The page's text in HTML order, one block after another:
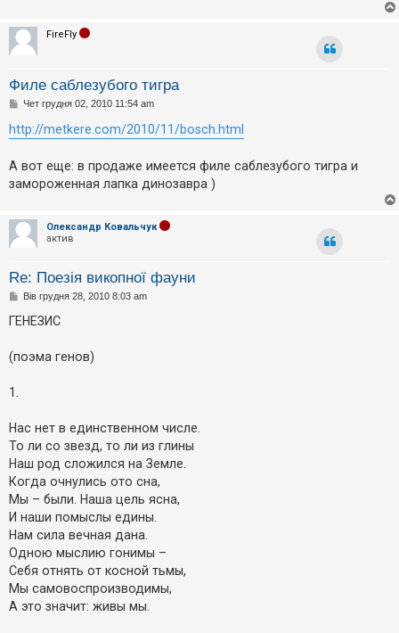
FireFly
Филе саблезубого тигра
П
в
і
м
л
н
Чет грудня 02, 2010 11:54 am
http://metkere.com/2010/11/bosch.html
А вот еще: в продаже имеется филе саблезубого тигра и
замороженная лапка динозавра )
Олександр Ковальчук
актив
Re: Поезія викопної фауни
П
в
о
м
Вів грудня 28, 2010 8:03 am
ГЕНЕЗИС
(поэмa генов)
1.
Нас нет в единственном числе.
То ли со звезд, то ли из глины
Наш род сложился на Земле.
Когда очнулись ото сна,
Мы – были. Наша цель ясна,
И наши помыслы едины.
Нам сила вечная дана.
Одною мыслию гонимы –
Себя отнять от косной тьмы,
Мы самовоспроизводимы,
А это значит: живы мы.